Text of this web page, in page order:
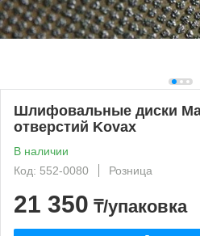
Шлифовальные диски
отверстий Kovax
В наличии
Код: 552-0080
Розница
21 350 ₸/упаковка